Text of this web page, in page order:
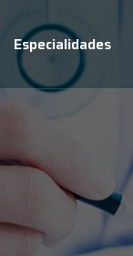
Especialidades